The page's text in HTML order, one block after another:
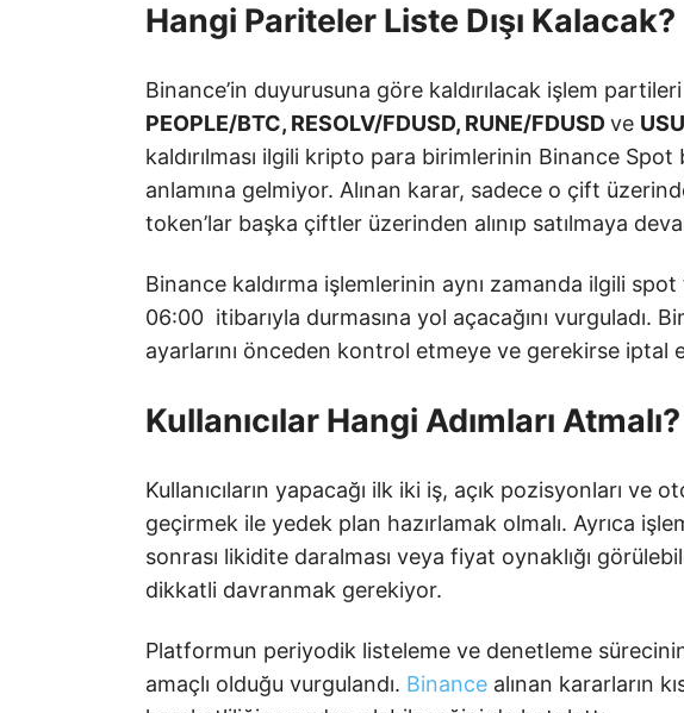
Hangi Pariteler Liste Dışı Kalacak?
Binance’in duyurusuna göre kaldırılacak işlem partileri
PEOPLE/BTC, RESOLV/FDUSD, RUNE/FDUSDve
kaldırılması ilgili kripto para birimlerinin Binance Spot
anlamına gelmiyor. Alınan karar, sadece o çift
token’lar başka çiftler üzerinden alınıp satılmaya
Binance kaldırma işlemlerinin aynı zamanda ilgili
06:00 itibarıyla durmasına yol açacağını vurguladı.
ayarlarını önceden kontrol etmeye ve gerekirse iptal
Kullanıcılar Hangi Adımları Atmalı?
Kullanıcıların yapacağı ilk iki iş, açık pozisyonları ve
geçirmek ile yedek plan hazırlamak olmalı. Ayrıca
sonrası likidite daralması veya fiyat oynaklığı
dikkatli davranmak gerekiyor.
Platformun periyodik listeleme ve denetleme sürecinin
amaçlı olduğu vurgulandı. Binance alınan kararların